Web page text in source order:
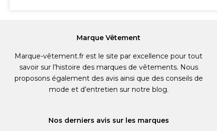
Marque Vêtement
Marque-vêtement.fr est le site par excellence pour tout
savoir sur l’histoire des marques de vêtements. Nous
proposons également des avis ainsi que des conseils de
mode et d’entretien sur notre blog.
Nos derniers avis sur les marques